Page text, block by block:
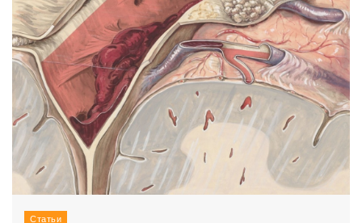
Статьи